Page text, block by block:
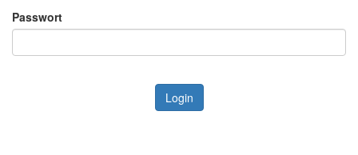
Passwort
Login